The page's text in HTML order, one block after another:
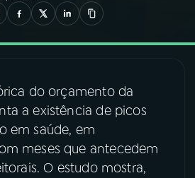
do orçamento da
a existência de picos
em saúde, em
meses que antecedem
O estudo mostra,